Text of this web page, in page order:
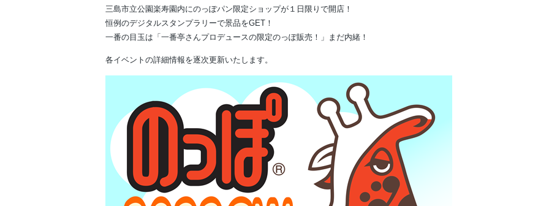
三島市立公園楽寿園内にのっぽパン限定ショップが１日限りで開店！
恒例のデジタルスタンプラリーで景品をGET！
一番の目玉は「一番亭さんプロデュースの限定のっぽ販売！」まだ内緒！
各イベントの詳細情報を逐次更新いたします。